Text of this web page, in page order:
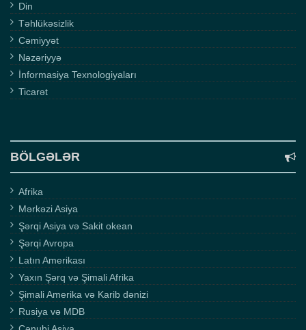
Din
Təhlükəsizlik
Cəmiyyət
Nəzəriyyə
İnformasiya Texnologiyaları
Ticarət
BÖLGƏLƏR
Afrika
Mərkəzi Asiya
Şərqi Asiya və Sakit okean
Şərqi Avropa
Latın Amerikası
Yaxın Şərq və Şimali Afrika
Şimali Amerika və Karib dənizi
Rusiya və MDB